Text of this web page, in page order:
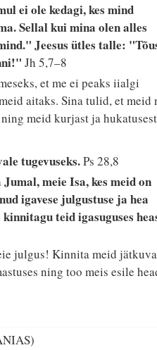
ei ole kedagi, kes mind
Sellal kui mina olen alles
Jeesus ütles talle:
Jh 5,7–8
et me ei peaks iialgi
aitaks. Sina tulid, et meid
meid kurjast ja hukatusest
tugevuseks.Ps 28,8
meie Isa, kes meid on
igavese julgustuse ja hea
teid igasuguses
julgus! Kinnita meid
ning too meis esile